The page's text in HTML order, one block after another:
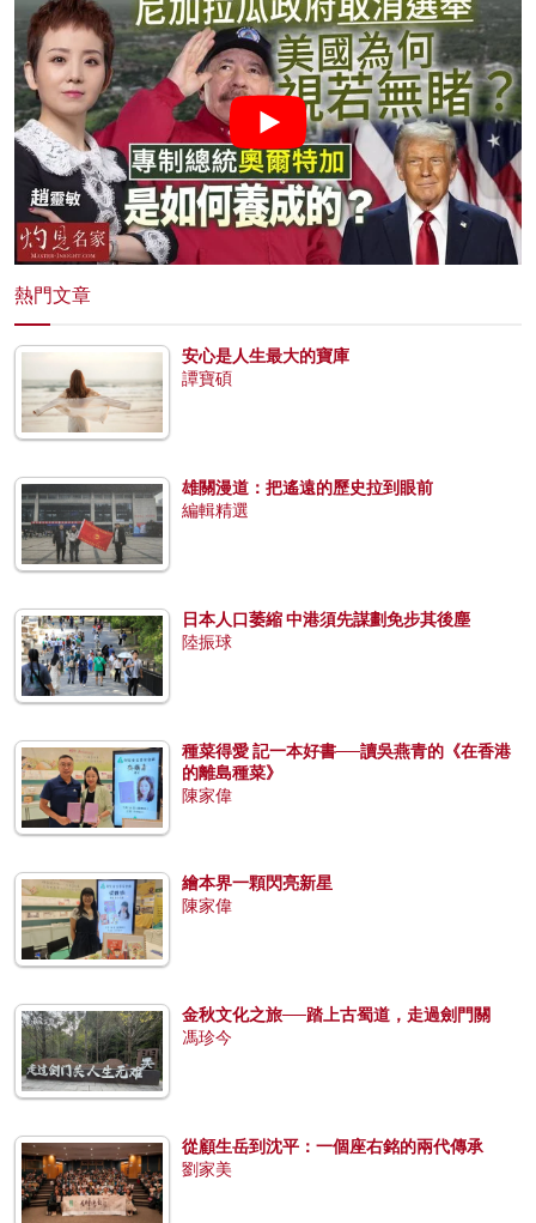
熱門文章
安心是人生最大的寶庫
譚寶碩
雄關漫道：把遙遠的歷史拉到眼前
編輯精選
日本人口萎縮 中港須先謀劃免步其後塵
陸振球
種菜得愛 記一本好書──讀吳燕青的《在香港
的離島種菜》
陳家偉
繪本界一顆閃亮新星
陳家偉
金秋文化之旅──踏上古蜀道，走過劍門關
馮珍今
從顧生岳到沈平：一個座右銘的兩代傳承
劉家美